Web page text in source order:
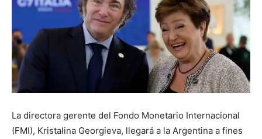
La directora gerente del Fondo Monetario Internacional
(FMI), Kristalina Georgieva, llegará a la Argentina a fines